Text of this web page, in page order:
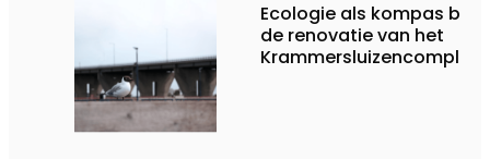
Ecologie als kompas bij
de renovatie van het
Krammersluizencomplex